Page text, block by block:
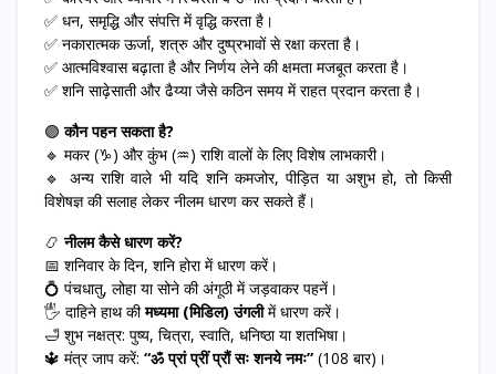
✅ धन, समृद्धि और संपत्ति में वृद्धि करता है।
✅ नकारात्मक ऊर्जा, शत्रु और दुष्प्रभावों से रक्षा करता है।
✅ आत्मविश्वास बढ़ाता है और निर्णय लेने की क्षमता मजबूत करता है।
✅ शनि साढ़ेसाती और ढैय्या जैसे कठिन समय में राहत प्रदान करता है।
🟣कौन पहन सकता है?
🔹 मकर (♑) और कुंभ (♒) राशि वालों के लिए विशेष लाभकारी।
🔹 अन्य राशि वाले भी यदि शनि कमजोर, पीड़ित या अशुभ हो, तो किसी
विशेषज्ञ की सलाह लेकर नीलम धारण कर सकते हैं।
📿नीलम कैसे धारण करें?
📅 शनिवार के दिन, शनि होरा में धारण करें।
💍 पंचधातु, लोहा या सोने की अंगूठी में जड़वाकर पहनें।
🖐 दाहिने हाथ कीमध्यमा (मिडिल) उंगलीमें धारण करें।
🛁 शुभ नक्षत्र: पुष्य, चित्रा, स्वाति, धनिष्ठा या शतभिषा।
🔱 मंत्र जाप करें: “ॐ प्रां प्रीं प्रौं सः शनये नमः” (108 बार)।